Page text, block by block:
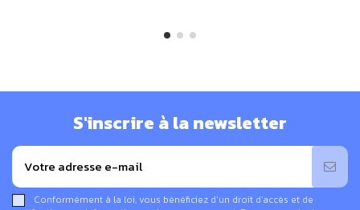
de Bluetooth, Wi-Fi ou radio.
symbole d'innovation française !
S'inscrire à la newsletter
Conformément à la loi, vous bénéficiez d’un droit d’accès et de